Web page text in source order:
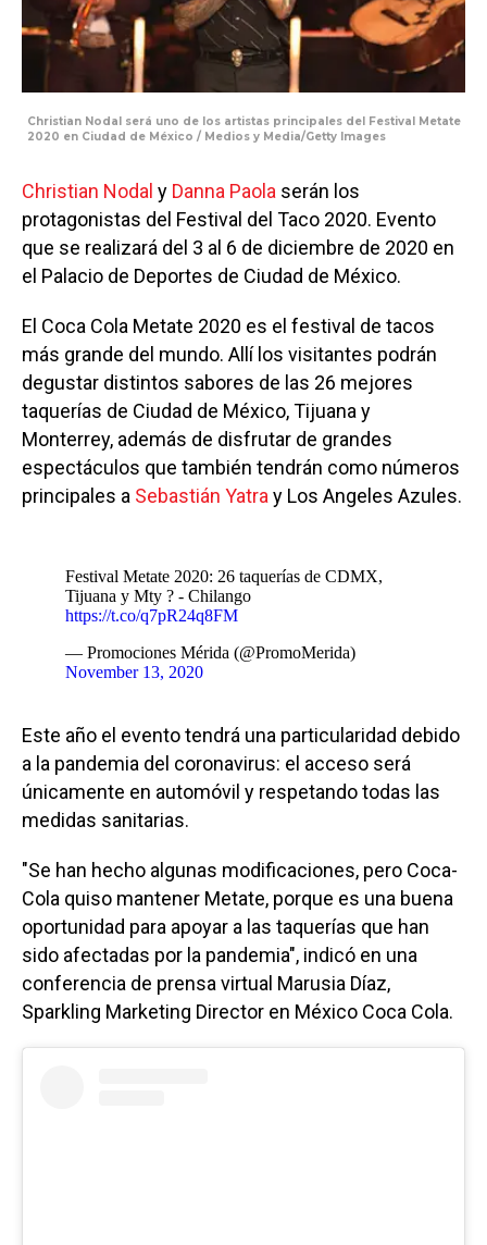
Christian Nodal será uno de los artistas principales del Festival Metate
2020 en Ciudad de México / Medios y Media/Getty Images
Christian Nodal y Danna Paola serán los
protagonistas del Festival del Taco 2020. Evento
que se realizará del 3 al 6 de diciembre de 2020 en
el Palacio de Deportes de Ciudad de México.
El Coca Cola Metate 2020 es el festival de tacos
más grande del mundo. Allí los visitantes podrán
degustar distintos sabores de las 26 mejores
taquerías de Ciudad de México, Tijuana y
Monterrey, además de disfrutar de grandes
espectáculos que también tendrán como números
principales a Sebastián Yatra y Los Angeles Azules.
Festival Metate 2020: 26 taquerías de CDMX,
Tijuana y Mty ? - Chilango
https://t.co/q7pR24q8FM
— Promociones Mérida (@PromoMerida)
November 13, 2020
Este año el evento tendrá una particularidad debido
a la pandemia del coronavirus: el acceso será
únicamente en automóvil y respetando todas las
medidas sanitarias.
"Se han hecho algunas modificaciones, pero Coca-
Cola quiso mantener Metate, porque es una buena
oportunidad para apoyar a las taquerías que han
sido afectadas por la pandemia", indicó en una
conferencia de prensa virtual Marusia Díaz,
Sparkling Marketing Director en México Coca Cola.